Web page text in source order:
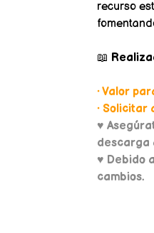
recurso
📖
• Valor
• Solicitar
♥
descarga
♥ Debido
cambios.